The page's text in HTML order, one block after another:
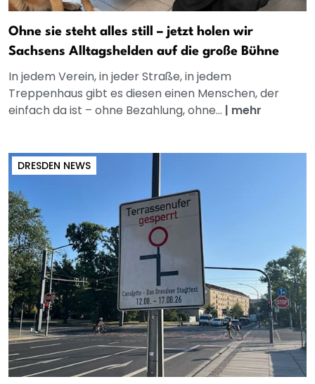
Ohne sie steht alles still – jetzt holen wir
Sachsens Alltagshelden auf die große Bühne
In jedem Verein, in jeder Straße, in jedem
Treppenhaus gibt es diesen einen Menschen, der
einfach da ist – ohne Bezahlung, ohne... | mehr
DRESDEN NEWS